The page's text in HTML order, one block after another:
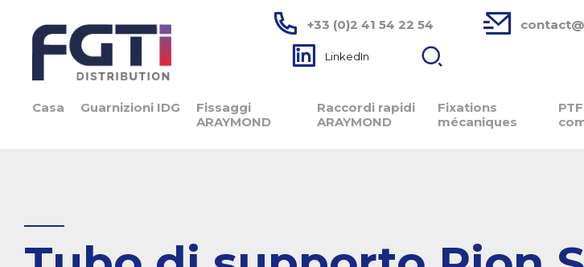
+33 (0)2 41 54 22 54
LinkedIn
Casa Guarnizioni IDG
Fissaggi
ARAYMOND
Raccordi rapidi
ARAYMOND
Fixations
mécaniques